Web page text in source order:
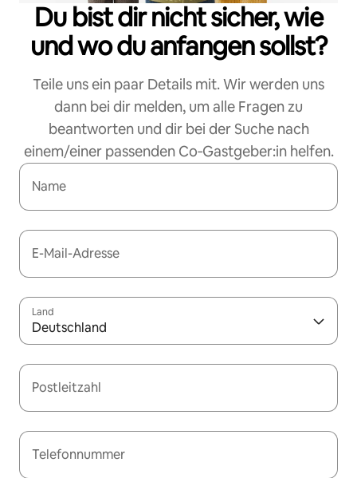
Du bist dir nicht sicher, wie
und wo du anfangen sollst?
Teile uns ein paar Details mit. Wir werden uns
dann bei dir melden, um alle Fragen zu
beantworten und dir bei der Suche nach
einem/einer passenden Co‑Gastgeber:in helfen.
Name
E-Mail-Adresse
Land
Deutschland
Postleitzahl
Telefonnummer